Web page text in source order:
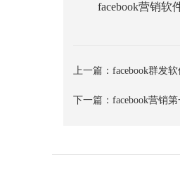
facebook营销软
上一篇：facebook群发
下一篇：facebook营销